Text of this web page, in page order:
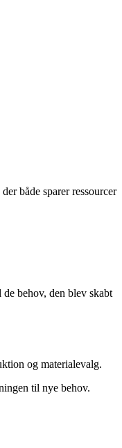
både sparer ressourcer
behov, den blev skabt
og materialevalg.
til nye behov.